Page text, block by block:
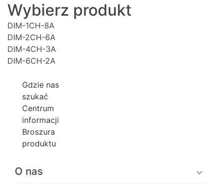
Wybierz produkt
DIM-1CH-8A
DIM-2CH-6A
DIM-4CH-3A
DIM-6CH-2A
Gdzie nas
szukać
Centrum
informacji
Broszura
produktu
O nas